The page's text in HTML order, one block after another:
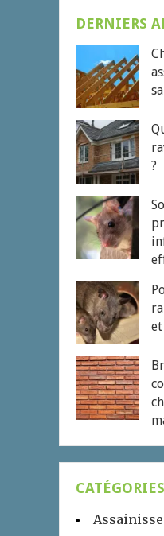
DERNIERS
?
CATÉGORIES